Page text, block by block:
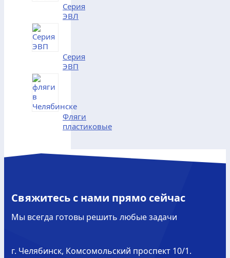
Серия
ЭВЛ
Серия
ЭВП
Фляги
пластиковые
Свяжитесь с нами прямо сейчас
Мы всегда готовы решить любые задачи
г. Челябинск, Комсомольский проспект 10/1.